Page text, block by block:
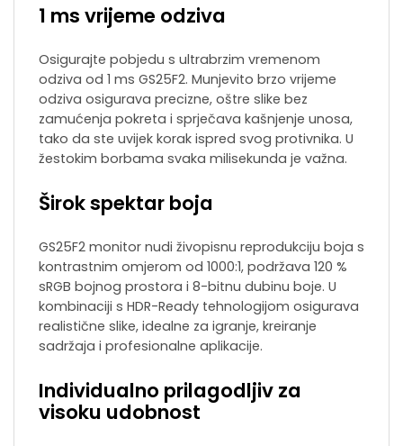
1 ms vrijeme odziva
Osigurajte pobjedu s ultrabrzim vremenom
odziva od 1 ms GS25F2. Munjevito brzo vrijeme
odziva osigurava precizne, oštre slike bez
zamućenja pokreta i sprječava kašnjenje unosa,
tako da ste uvijek korak ispred svog protivnika. U
žestokim borbama svaka milisekunda je važna.
Širok spektar boja
GS25F2 monitor nudi živopisnu reprodukciju boja s
kontrastnim omjerom od 1000:1, podržava 120 %
sRGB bojnog prostora i 8-bitnu dubinu boje. U
kombinaciji s HDR-Ready tehnologijom osigurava
realistične slike, idealne za igranje, kreiranje
sadržaja i profesionalne aplikacije.
Individualno prilagodljiv za
visoku udobnost